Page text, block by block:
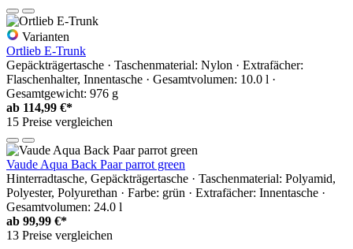
Varianten
Ortlieb E-Trunk
Gepäckträgertasche · Taschenmaterial: Nylon · Extrafächer:
Flaschenhalter, Innentasche · Gesamtvolumen: 10.0 l ·
Gesamtgewicht: 976 g
ab 114,99 €*
15 Preise vergleichen
Vaude Aqua Back Paar parrot green
Hinterradtasche, Gepäckträgertasche · Taschenmaterial: Polyamid,
Polyester, Polyurethan · Farbe: grün · Extrafächer: Innentasche ·
Gesamtvolumen: 24.0 l
ab 99,99 €*
13 Preise vergleichen